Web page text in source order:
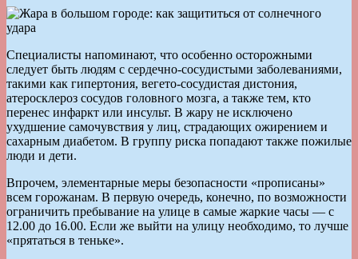
Специалисты напоминают, что особенно осторожными
следует быть людям с сердечно-сосудистыми заболеваниями,
такими как гипертония, вегето-сосудистая дистония,
атеросклероз сосудов головного мозга, а также тем, кто
перенес инфаркт или инсульт. В жару не исключено
ухудшение самочувствия у лиц, страдающих ожирением и
сахарным диабетом. В группу риска попадают также пожилые
люди и дети.
Впрочем, элементарные меры безопасности «прописаны»
всем горожанам. В первую очередь, конечно, по возможности
ограничить пребывание на улице в самые жаркие часы — с
12.00 до 16.00. Если же выйти на улицу необходимо, то лучше
«прятаться в теньке».